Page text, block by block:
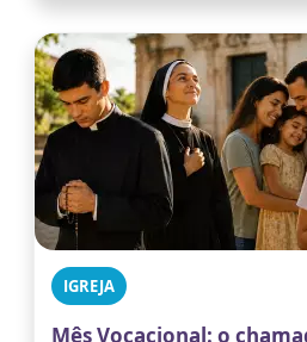
IGREJA
Mês Vocacional: o